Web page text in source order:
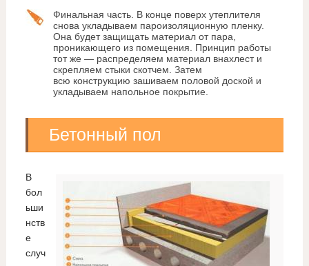
Финальная часть. В конце поверх утеплителя
снова укладываем пароизоляционную пленку.
Она будет защищать материал от пара,
проникающего из помещения. Принцип работы
тот же — распределяем материал внахлест и
скрепляем стыки скотчем. Затем
всю конструкцию зашиваем половой доской и
укладываем напольное покрытие.
Бетонный пол
В
бол
ьши
нств
е
случ